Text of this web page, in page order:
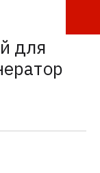
для